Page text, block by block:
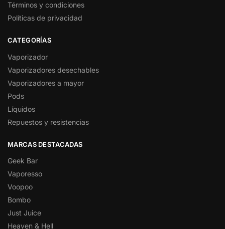
Términos y condiciones
Políticas de privacidad
CATEGORÍAS
Vaporizador
Vaporizadores desechables
Vaporizadores a mayor
Pods
Líquidos
Repuestos y resistencias
MARCAS DESTACADAS
Geek Bar
Vaporesso
Voopoo
Bombo
Just Juice
Heaven & Hell